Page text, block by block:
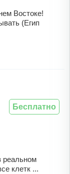
Востоке!
(Егип
реальном
клетк ...
Бесплатно